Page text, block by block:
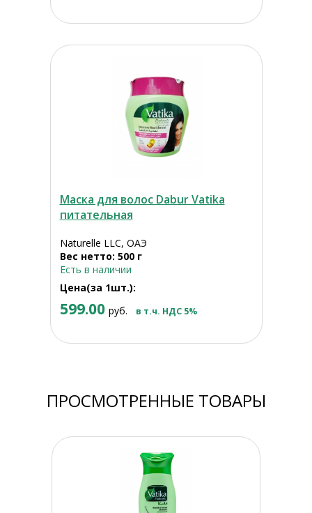
Маска для волос Dabur Vatika
питательная
Naturelle LLC, ОАЭ
Вес нетто: 500 г
Есть в наличии
Цена(за 1шт.):
599.00 руб. в т.ч. НДС 5%
ПРОСМОТРЕННЫЕ ТОВАРЫ